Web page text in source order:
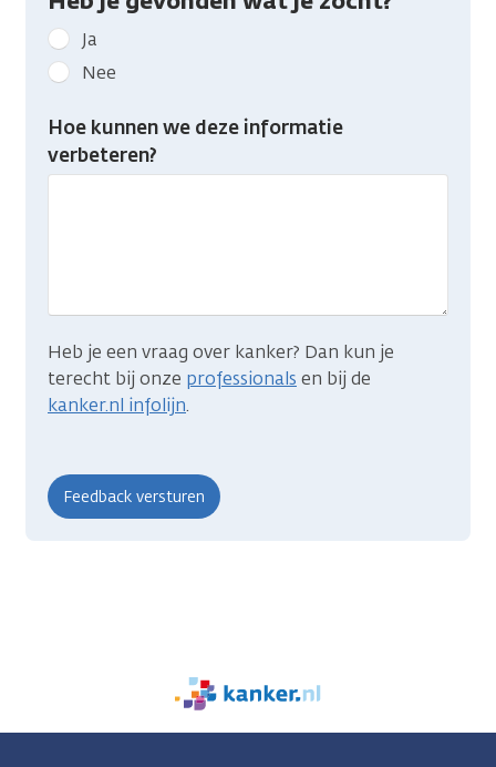
Geef
kanker.nl
feedback:
Heb
gevonden
Ja
Nee
Hoe kunnen we deze informatie
verbeteren?
Heb je een vraag over kanker? Dan kun je
terecht bij onze professionals en bij de
kanker.nl infolijn.
We
zijn